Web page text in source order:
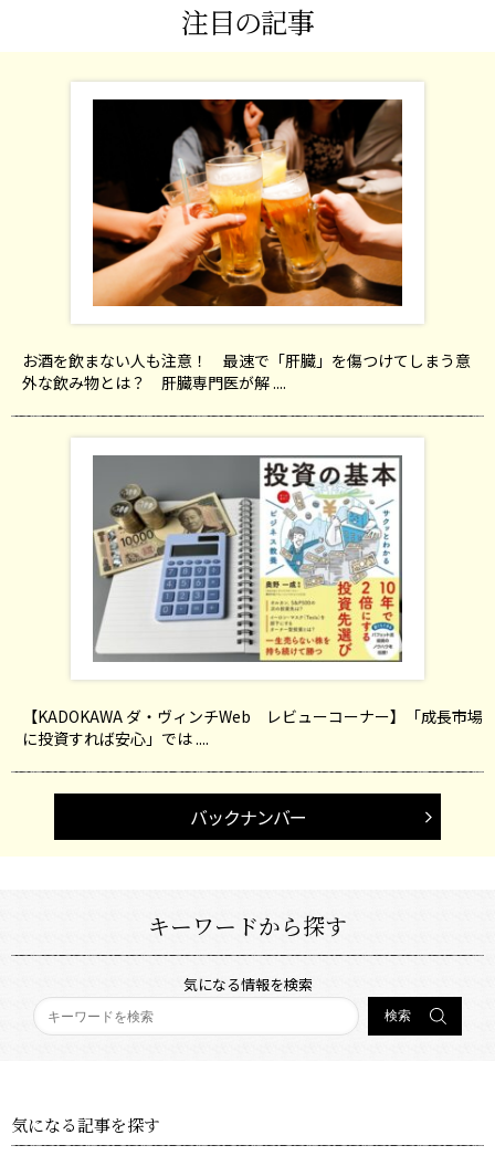
注目の記事
お酒を飲まない人も注意！ 最速で「肝臓」を傷つけてしまう意
外な飲み物とは？ 肝臓専門医が解 ....
【KADOKAWA ダ・ヴィンチWeb レビューコーナー】「成長市場
に投資すれば安心」では ....
バックナンバー
キーワードから探す
気になる情報を検索
気になる記事を探す